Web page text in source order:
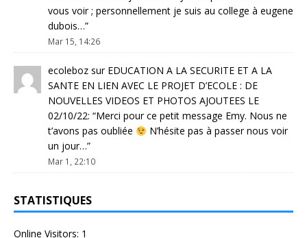
vous voir ; personnellement je suis au college à eugene
dubois…”
Mar 15, 14:26
ecoleboz sur EDUCATION A LA SECURITE ET A LA
SANTE EN LIEN AVEC LE PROJET D’ECOLE : DE
NOUVELLES VIDEOS ET PHOTOS AJOUTEES LE
02/10/22: “Merci pour ce petit message Emy. Nous ne
t’avons pas oubliée
N’hésite pas à passer nous voir
un jour…”
Mar 1, 22:10
STATISTIQUES
Online Visitors: 1